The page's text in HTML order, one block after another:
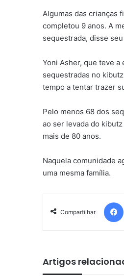
Algumas das crianças
completou 9 anos. A
sequestrada, disse seu
Yoni Asher, que teve a
sequestradas no
tempo a tentar trazer
Pelo menos 68 dos
ao ser levada do
mais de 80 anos.
Naquela comunidade
uma mesma família.
Compartilhar
Artigos